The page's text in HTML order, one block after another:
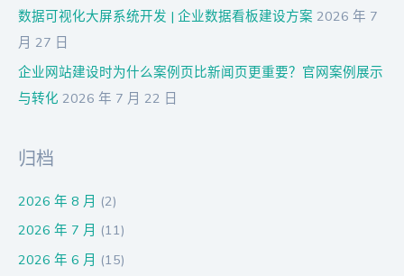
数据可视化大屏系统开发 | 企业数据看板建设方案 2026 年 7
月 27 日
企业网站建设时为什么案例页比新闻页更重要？官网案例展示
与转化 2026 年 7 月 22 日
归档
2026 年 8 月 (2)
2026 年 7 月 (11)
2026 年 6 月 (15)